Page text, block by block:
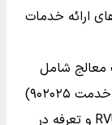
ارائه خدمات
معالج شامل
مشاوره و مداخلات دارویی در کنار بیمار (کد خدمت ۹۰۲۰۲۵)
با تعرفه کل ۴.۵ RVU ، تعرفه حرفه‌ای ۴.۵ RVU و تعرفه در